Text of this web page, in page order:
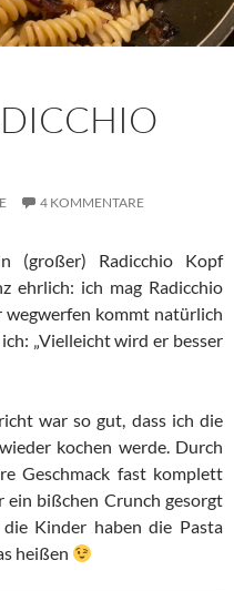
4 KOMMENTARE
(großer) Radicchio Kopf
ehrlich: ich mag Radicchio
kommt natürlich
„Vielleicht wird er besser
war so gut, dass ich die
kochen werde. Durch
Geschmack fast komplett
ein bißchen Crunch gesorgt
Kinder haben die Pasta
heißen